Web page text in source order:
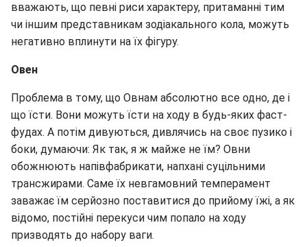
вважають, що певні риси характеру, притаманні тим
чи іншим представникам зодіакального кола, можуть
негативно вплинути на їх фігуру.
Овен
Проблема в тому, що Овнам абсолютно все одно, де і
що їсти. Вони можуть їсти на ходу в будь-яких фаст-
фудах. А потім дивуються, дивлячись на своє пузико і
боки, думаючи: Як так, я ж майже не їм? Овни
обожнюють напівфабрикати, напхані суцільними
трансжирами. Саме їх невгамовний темперамент
заважає їм серйозно поставитися до прийому їжі, а як
відомо, постійні перекуси чим попало на ходу
призводять до набору ваги.